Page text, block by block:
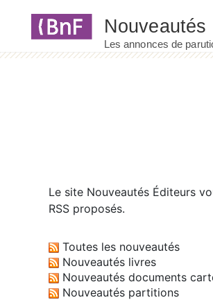
Le site Nouveautés Éditeurs
RSS proposés.
Toutes les nouveautés
Nouveautés livres
Nouveautés documents
Nouveautés partitions